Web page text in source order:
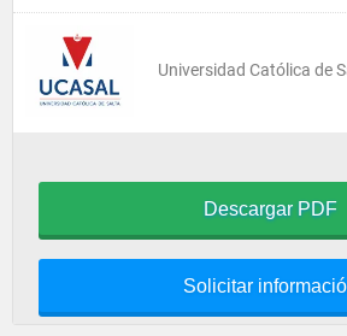
Universidad Católica de
Descargar PDF
Solicitar